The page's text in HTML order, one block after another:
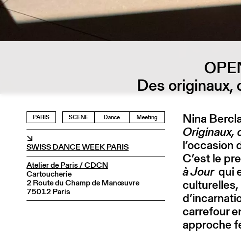
Des originaux,
PARIS SCENE Dance Meeting
↘
SWISS DANCE WEEK PARIS
Atelier de Paris / CDCN
Cartoucherie
2 Route du Champ de Manœuvre
75012 Paris
Nina
Originaux,
l’occasion
C’est le
à Jour qui
carrefour
approche